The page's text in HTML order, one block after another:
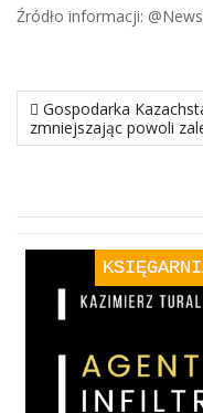
Źródło informacji:
poprzedni materiał:
Gospodarka
zmniejszając powoli